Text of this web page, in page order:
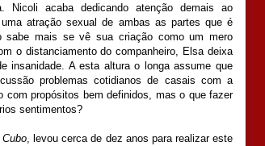
Nicoli acaba dedicando atenção demais ao
atração sexual de ambas as partes que é
sabe mais se vê sua criação como um mero
o distanciamento do companheiro, Elsa deixa
insanidade. A esta altura o longa assume que
problemas cotidianos de casais com a
propósitos bem definidos, mas o que fazer
sentimentos?
Cubo, levou cerca de dez anos para realizar este